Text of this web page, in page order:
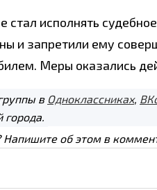
стал исполнять
и запретили ему
Меры оказались
в Одноклассниках,
города.
Напишите об этом в